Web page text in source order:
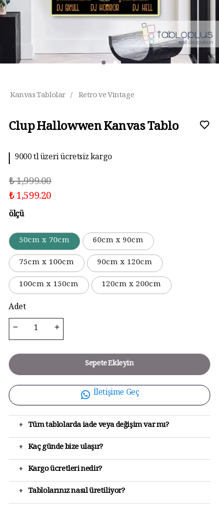
Kanvas Tablolar / Retro ve Vintage
Clup Hallowwen Kanvas Tablo
9000 tl üzeri ücretsiz kargo
₺ 1,999.00
₺ 1,599.20
ölçü
50cm x 70cm
60cm x 90cm
75cm x 100cm
90cm x 120cm
100cm x 150cm
120cm x 200cm
Adet
Sepete Ekleyin
İletişime Geç
+ Tüm tablolarda iade veya değişim var mı?
+ Kaç günde bize ulaşır?
+ Kargo ücretleri nedir?
+ Tablolarınız nasıl üretiliyor?